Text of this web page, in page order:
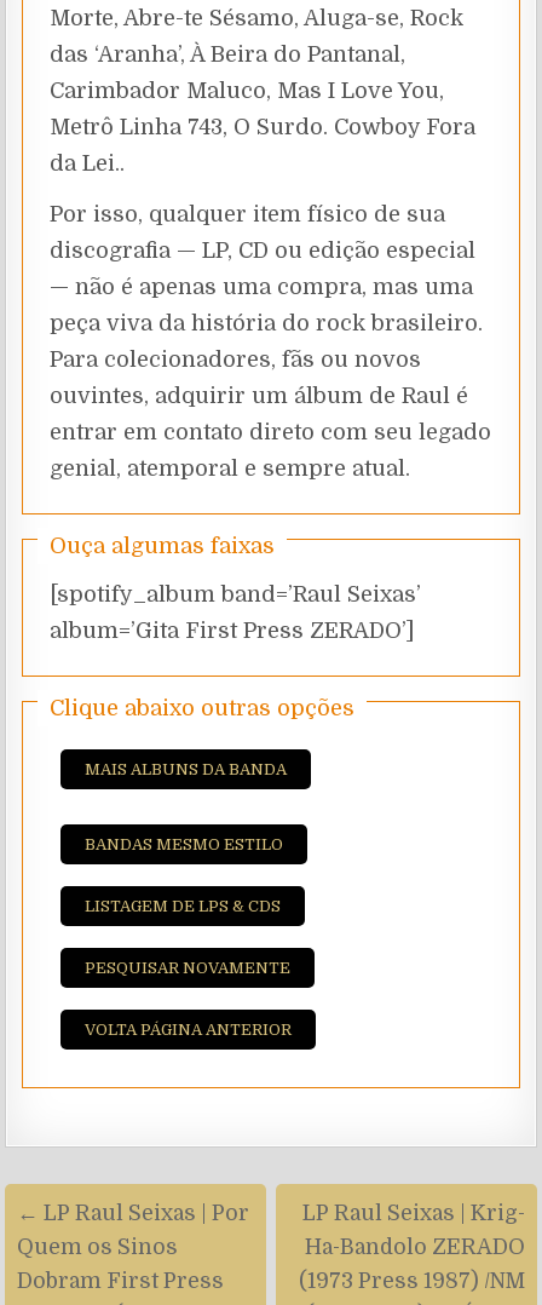
Morte, Abre-te Sésamo, Aluga-se, Rock
das ‘Aranha’, À Beira do Pantanal,
Carimbador Maluco, Mas I Love You,
Metrô Linha 743, O Surdo. Cowboy Fora
da Lei..
Por isso, qualquer item físico de sua
discografia — LP, CD ou edição especial
— não é apenas uma compra, mas uma
peça viva da história do rock brasileiro.
Para colecionadores, fãs ou novos
ouvintes, adquirir um álbum de Raul é
entrar em contato direto com seu legado
genial, atemporal e sempre atual.
Ouça algumas faixas
[spotify_album band=’Raul Seixas’
album=’Gita First Press ZERADO’]
Clique abaixo outras opções
MAIS ALBUNS DA BANDA
BANDAS MESMO ESTILO
LISTAGEM DE LPS & CDS
PESQUISAR NOVAMENTE
VOLTA PÁGINA ANTERIOR
Navegação
de
artigos
LP Raul Seixas | Krig-
Ha-Bandolo ZERADO
(1973 Press 1987) /NM
← LP Raul Seixas | Por
Quem os Sinos
Dobram First Press